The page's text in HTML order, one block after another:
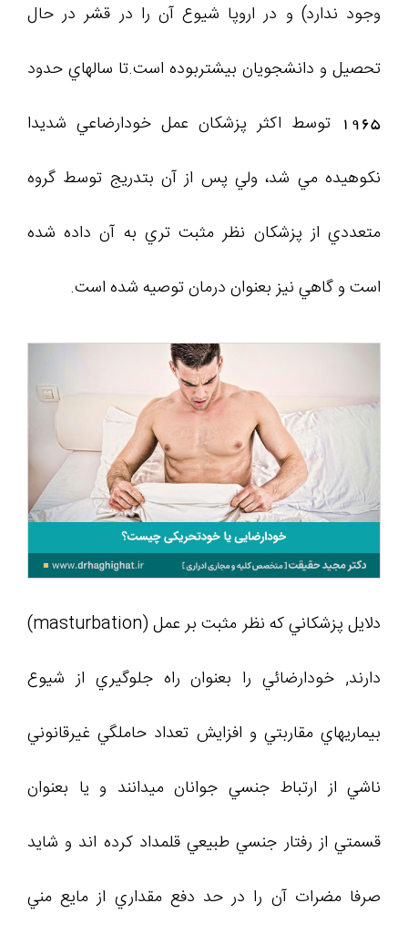
وجود ندارد) و در اروپا شيوع آن را در قشر در حال
تحصيل و دانشجويان بيشتربوده است.تا سالهاي حدود
1965 توسط اکثر پزشکان عمل خودارضاعي شديدا
نکوهيده مي شد، ولي پس از آن بتدريج توسط گروه
متعددي از پزشکان نظر مثبت تري به آن داده شده
است و گاهي نيز بعنوان درمان توصيه شده است.
دلايل پزشکاني که نظر مثبت بر عمل (masturbation)
دارند, خودارضائي را بعنوان راه جلوگيري از شيوع
بيماريهاي مقاربتي و افزايش تعداد حاملگي غيرقانوني
ناشي از ارتباط جنسي جوانان ميدانند و يا بعنوان
قسمتي از رفتار جنسي طبيعي قلمداد کرده اند و شايد
صرفا مضرات آن را در حد دفع مقداري از مايع مني